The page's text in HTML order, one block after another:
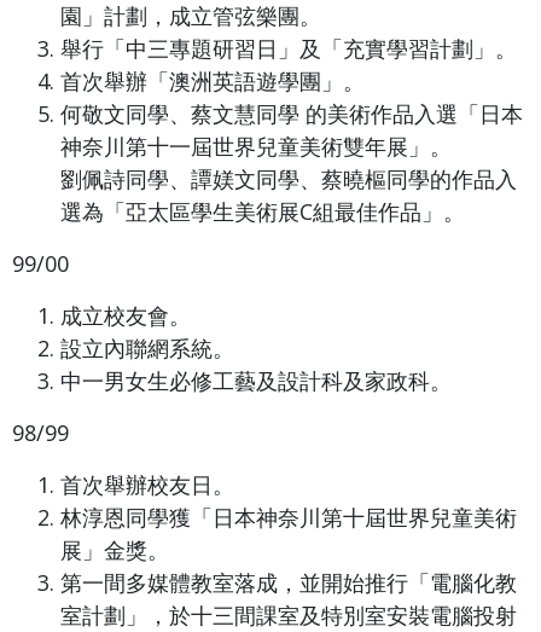
園」計劃，成立管弦樂團。
舉行「中三專題研習日」及「充實學習計劃」。
首次舉辦「澳洲英語遊學團」。
何敬文同學、蔡文慧同學 的美術作品入選「日本
神奈川第十一屆世界兒童美術雙年展」。
劉佩詩同學、譚媄文同學、蔡曉樞同學的作品入
選為「亞太區學生美術展C組最佳作品」。
99/00
成立校友會。
設立內聯網系統。
中一男女生必修工藝及設計科及家政科。
98/99
首次舉辦校友日。
林淳恩同學獲「日本神奈川第十屆世界兒童美術
展」金獎。
第一間多媒體教室落成，並開始推行「電腦化教
室計劃」，於十三間課室及特別室安裝電腦投射